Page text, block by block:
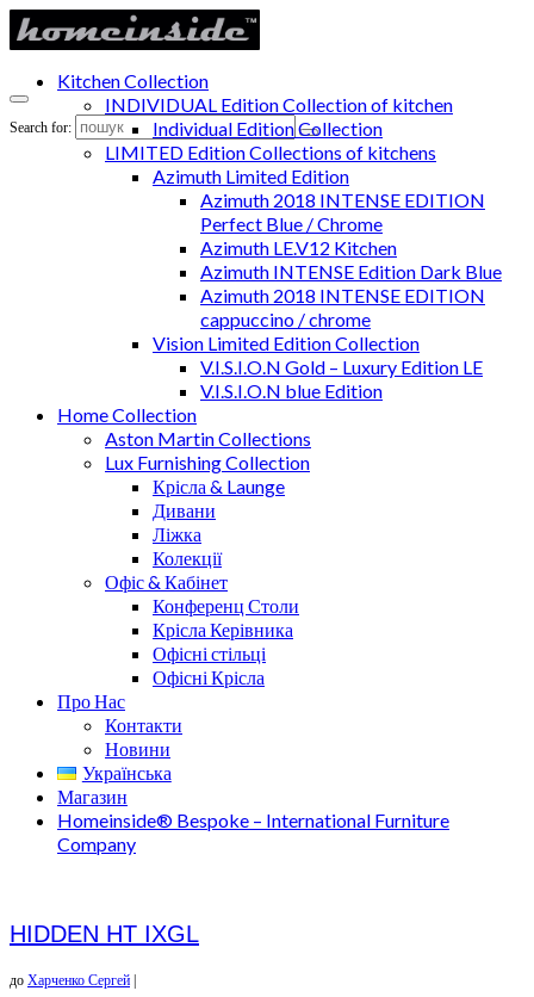
Search for:
Kitchen Collection
INDIVIDUAL Edition Collection of kitchen
Individual Edition Collection
LIMITED Edition Collections of kitchens
Azimuth Limited Edition
Azimuth 2018 INTENSE EDITION
Perfect Blue / Chrome
Azimuth LE.V12 Kitchen
Azimuth INTENSE Edition Dark Blue
Azimuth 2018 INTENSE EDITION
cappuccino / chrome
Vision Limited Edition Collection
V.I.S.I.O.N Gold – Luxury Edition LE
V.I.S.I.O.N blue Edition
Home Collection
Aston Martin Collections
Lux Furnishing Collection
Крісла & Launge
Дивани
Ліжка
Колекції
Офіс & Кабінет
Конференц Столи
Крісла Керівника
Офісні стільці
Офісні Крісла
Про Нас
Контакти
Новини
Українська
Магазин
Homeinside® Bespoke – International Furniture
Company
HIDDEN HT IXGL
до Харченко Сергей